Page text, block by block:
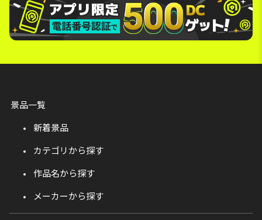
景品一覧
新着景品
カテゴリから探す
作品名から探す
メーカーから探す